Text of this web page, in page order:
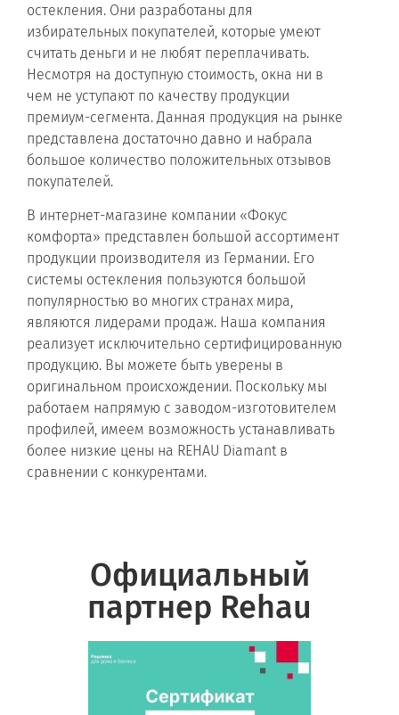
остекления. Они разработаны для
избирательных покупателей, которые умеют
считать деньги и не любят переплачивать.
Несмотря на доступную стоимость, окна ни в
чем не уступают по качеству продукции
премиум-сегмента. Данная продукция на рынке
представлена достаточно давно и набрала
большое количество положительных отзывов
покупателей.
В интернет-магазине компании «Фокус
комфорта» представлен большой ассортимент
продукции производителя из Германии. Его
системы остекления пользуются большой
популярностью во многих странах мира,
являются лидерами продаж. Наша компания
реализует исключительно сертифицированную
продукцию. Вы можете быть уверены в
оригинальном происхождении. Поскольку мы
работаем напрямую с заводом-изготовителем
профилей, имеем возможность устанавливать
более низкие цены на REHAU Diamant в
сравнении с конкурентами.
Официальный
партнер Rehau